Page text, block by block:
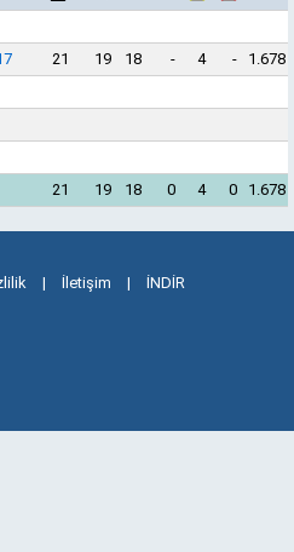
21 19 18 - 4 -
1.678
21 19 18 0 4 0 1.678
| İletişim | İNDİR